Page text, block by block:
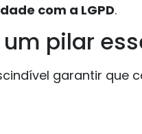
com a LGPD.
pilar
garantir que